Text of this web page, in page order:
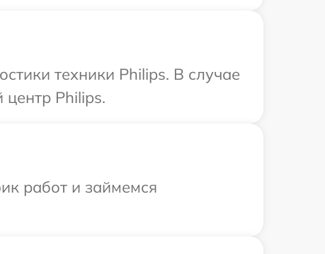
техники Philips. В случае
Philips.
работ и займемся